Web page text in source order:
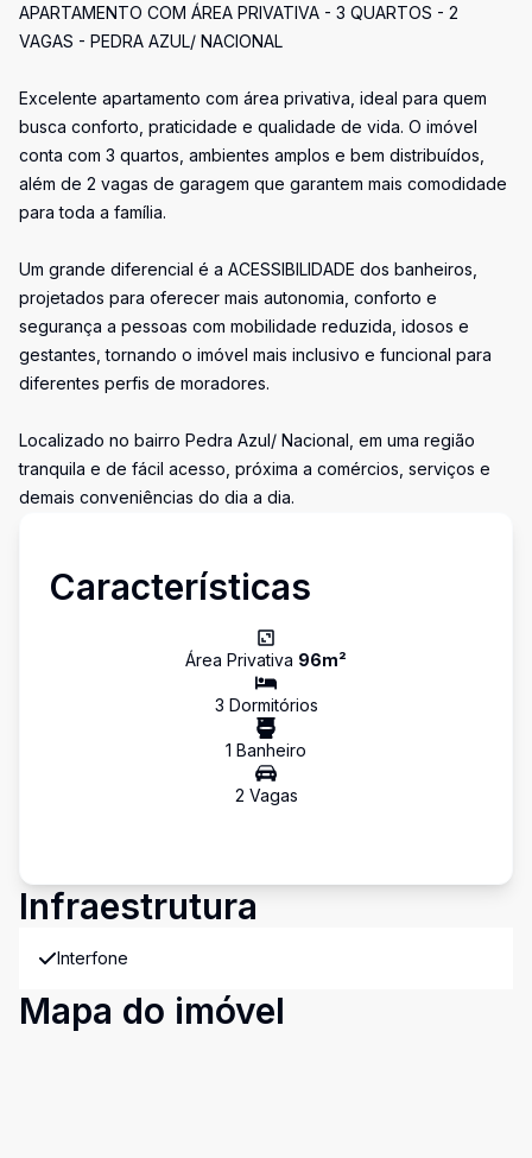
APARTAMENTO COM ÁREA PRIVATIVA - 3 QUARTOS - 2
VAGAS - PEDRA AZUL/ NACIONAL
Excelente apartamento com área privativa, ideal para quem
busca conforto, praticidade e qualidade de vida. O imóvel
conta com 3 quartos, ambientes amplos e bem distribuídos,
além de 2 vagas de garagem que garantem mais comodidade
para toda a família.
Um grande diferencial é a ACESSIBILIDADE dos banheiros,
projetados para oferecer mais autonomia, conforto e
segurança a pessoas com mobilidade reduzida, idosos e
gestantes, tornando o imóvel mais inclusivo e funcional para
diferentes perfis de moradores.
Localizado no bairro Pedra Azul/ Nacional, em uma região
tranquila e de fácil acesso, próxima a comércios, serviços e
demais conveniências do dia a dia.
Características
Área Privativa 96m²
3 Dormitórios
1 Banheiro
2 Vagas
Infraestrutura
Interfone
Mapa do imóvel